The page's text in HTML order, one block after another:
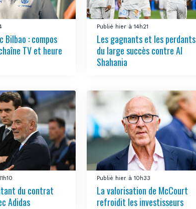
Bilbao : compos
TV et heure
Publié hier à 14h21
Les gagnants et les perdants
du large succès contre Al
Shahania
du contrat
Adidas
Publié hier à 10h33
La valorisation de McCourt
refroidit les investisseurs